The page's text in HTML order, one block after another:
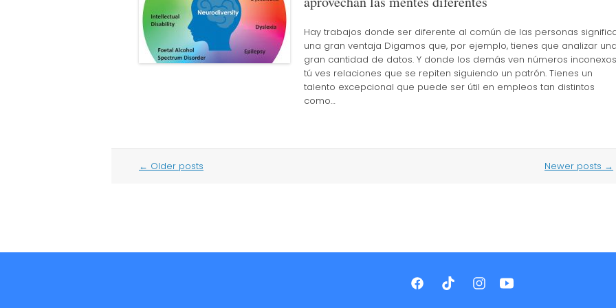
Hay trabajos donde ser diferente al común de las personas
una gran ventaja Digamos que, por ejemplo, tienes que analizar una
gran cantidad de datos. Y donde los demás ven números
tú ves relaciones que se repiten siguiendo un patrón. Tienes un
talento excepcional que puede ser útil en empleos tan distintos
como…
Post
← Older posts Newer posts →